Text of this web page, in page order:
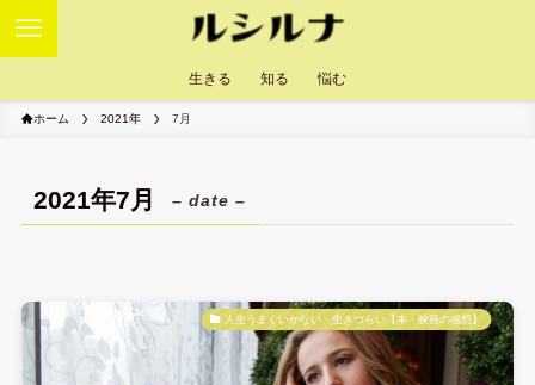
生きる 知る 悩む
ホーム 2021年 7月
2021年7月 – date –
人生うまくいかない・生きづらい【本・映画の感想】